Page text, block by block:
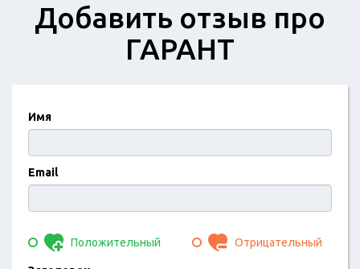
Добавить отзыв про
ГАРАНТ
Имя
Email
Положительный Отрицательный